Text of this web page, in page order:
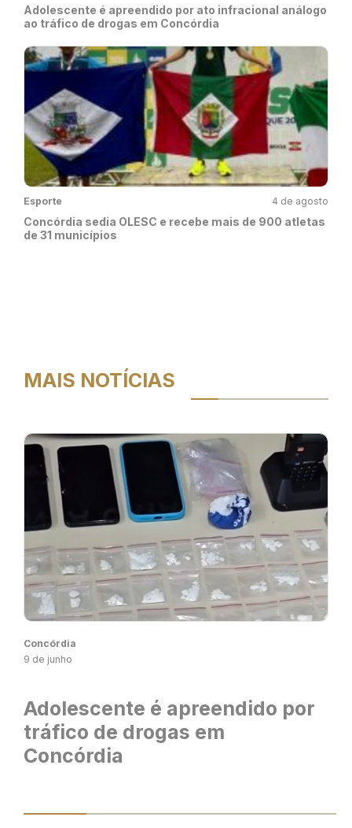
Adolescente é apreendido por ato infracional análogo
ao tráfico de drogas em Concórdia
Esporte 4 de agosto
Concórdia sedia OLESC e recebe mais de 900 atletas
de 31 municípios
MAIS NOTÍCIAS
Concórdia
9 de junho
Adolescente é apreendido por
tráfico de drogas em
Concórdia